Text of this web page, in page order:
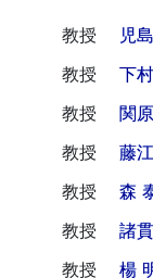
教授
児
教授
下
教授
関
教授
藤
教授
森
教授
諸
教授
楊